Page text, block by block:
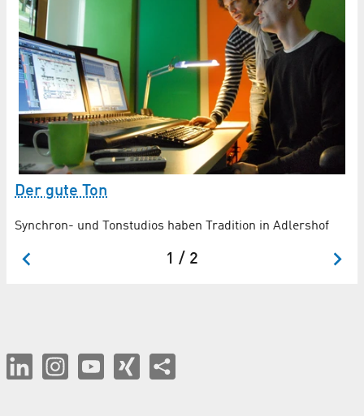
Der gute Ton
Synchron- und Tonstudios haben Tradition in Adlershof
1 / 2